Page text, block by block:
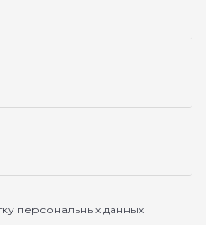
персональных данных